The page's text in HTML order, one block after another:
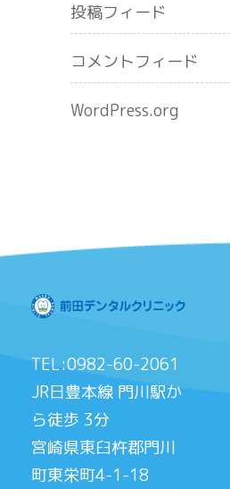
投稿フィード
コメントフィード
WordPress.org
TEL:0982-60-2061
JR日豊本線 門川駅か
ら徒歩 3分
宮崎県東臼杵郡門川
町東栄町4-1-18